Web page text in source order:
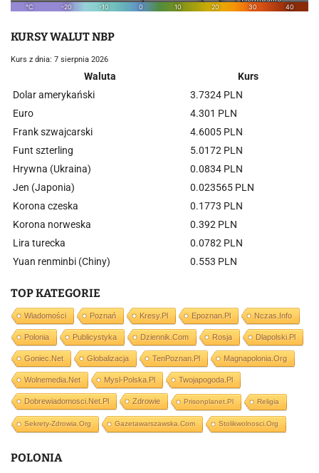
KURSY WALUT NBP
Kurs z dnia: 7 sierpnia 2026
Waluta
Kurs
Dolar amerykański
3.7324 PLN
Euro
4.301 PLN
Frank szwajcarski
4.6005 PLN
Funt szterling
5.0172 PLN
Hrywna (Ukraina)
0.0834 PLN
Jen (Japonia)
0.023565 PLN
Korona czeska
0.1773 PLN
Korona norweska
0.392 PLN
Lira turecka
0.0782 PLN
Yuan renminbi (Chiny)
0.553 PLN
TOP KATEGORIE
Wiadomości Poznań Kresy.pl Epoznan.pl Nczas.info
Polonia Publicystyka Dziennik.com Rosja Dlapolski.pl
Goniec.net Globalizacja TenPoznan.pl Magnapolonia.org
Wolnemedia.net Mysl-Polska.pl Twojapogoda.pl
Dobrewiadomosci.net.pl Zdrowie Prisonplanet.pl Religia
Sekrety-Zdrowia.org Gazetawarszawska.com Stolikwolnosci.org
POLONIA